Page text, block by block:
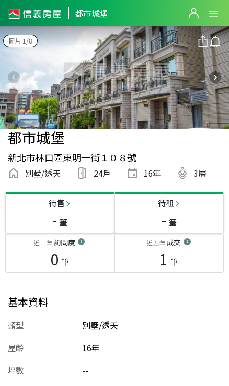
都市城堡
圖片 1/8
都市城堡
新北市林口區東明一街１０８號
別墅/透天 24戶 16年 3層
待售
- 筆
待租
- 筆
近一年詢問度
0 筆
近五年成交
1 筆
基本資料
類型
別墅/透天
屋齡
16年
坪數
--